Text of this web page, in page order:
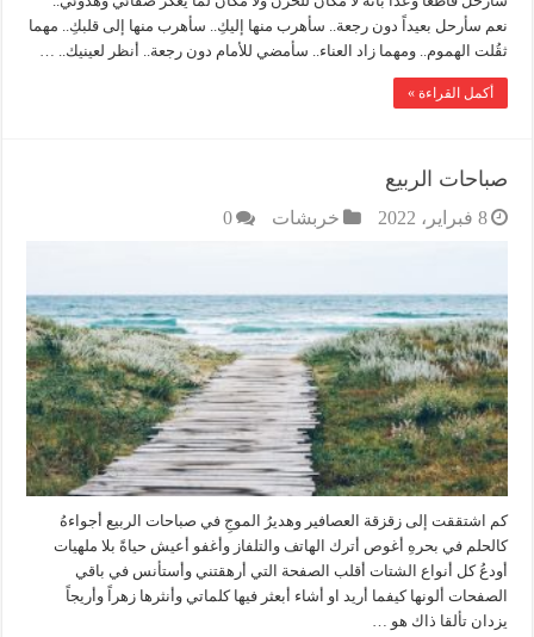
نعم سأرحل بعيداً دون رجعة.. سأهرب منها إليكِ.. سأهرب منها إلى قلبكِ.. مهما
ثقُلت الهموم.. ومهما زاد العناء.. سأمضي للأمام دون رجعة.. أنظر لعينيك.. …
أكمل القراءة »
صباحات الربيع
8 فبراير، 2022 خربشات 0
كم اشتققت إلى زقزقة العصافير وهديرُ الموجِ في صباحات الربيع أجواءهُ
كالحلم في بحرهِ أغوص أترك الهاتف والتلفاز وأغفو أعيش حياةً بلا ملهيات
أودعُ كل أنواع الشتات أقلب الصفحة التي أرهقتني وأستأنس في باقي
الصفحات ألونها كيفما أريد او أشاء أبعثر فيها كلماتي وأنثرها زهراً وأريجاً
يزدان تألقا ذاك هو …